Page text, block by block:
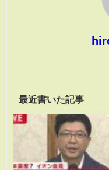
最近書いた記事